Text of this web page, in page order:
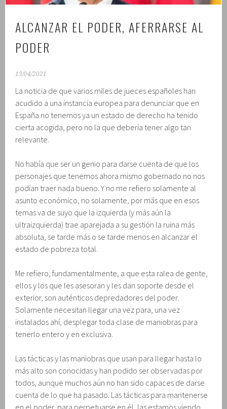
ALCANZAR EL PODER, AFERRARSE AL
PODER
13/04/2021
La noticia de que varios miles de jueces españoles han
acudido a una instancia europea para denunciar que en
España no tenemos ya un estado de derecho ha tenido
cierta acogida, pero no la que debería tener algo tan
relevante.
No había que ser un genio para darse cuenta de que los
personajes que tenemos ahora mismo gobernado no nos
podían traer nada bueno. Y no me refiero solamente al
asunto económico, no solamente, por más que en esos
temas va de suyo que la izquierda (y más aún la
ultraizquierda) trae aparejada a su gestión la ruina más
absoluta, se tarde más o se tarde menos en alcanzar el
estado de pobreza total.
Me refiero, fundamentalmente, a que esta ralea de gente,
ellos y los que les asesoran y les dan soporte desde el
exterior, son auténticos depredadores del poder.
Solamente necesitan llegar una vez para, una vez
instalados ahí, desplegar toda clase de maniobras para
tenerlo entero y en exclusiva.
Las tácticas y las maniobras que usan para llegar hasta lo
más alto son conocidas y han podido ser observadas por
todos, aunque muchos aún no han sido capaces de darse
cuenta de lo que ha pasado. Las tácticas para mantenerse
en el poder, para perpetuarse en él, las estamos viendo